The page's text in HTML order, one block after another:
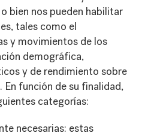
bien nos pueden habilitar
tales como el
y movimientos de los
demográfica,
y de rendimiento sobre
función de su finalidad,
categorías:
necesarias: estas